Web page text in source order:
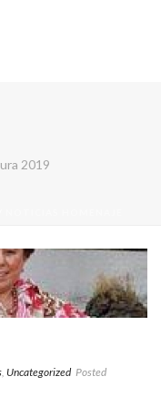
2019
Uncategorized Posted